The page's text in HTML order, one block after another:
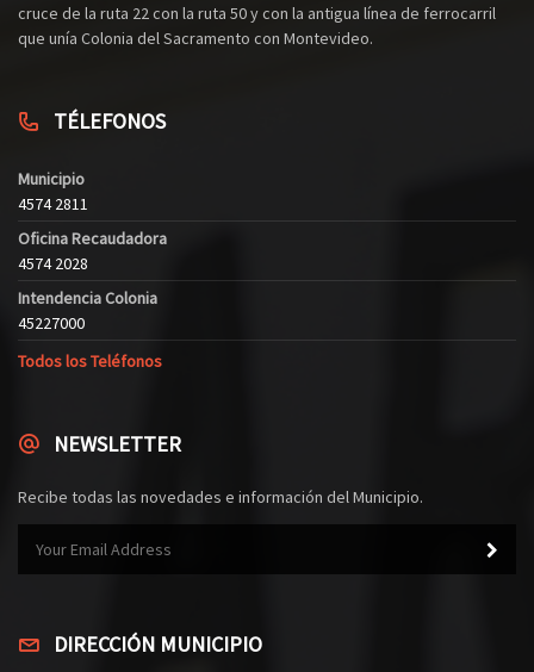
cruce de la ruta 22 con la ruta 50 y con la antigua línea de ferrocarril
que unía Colonia del Sacramento con Montevideo.
TÉLEFONOS
Municipio
4574 2811
Oficina Recaudadora
4574 2028
Intendencia Colonia
45227000
Todos los Teléfonos
NEWSLETTER
Recibe todas las novedades e información del Municipio.
DIRECCIÓN MUNICIPIO